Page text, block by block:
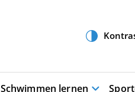
Schwimmen lernen